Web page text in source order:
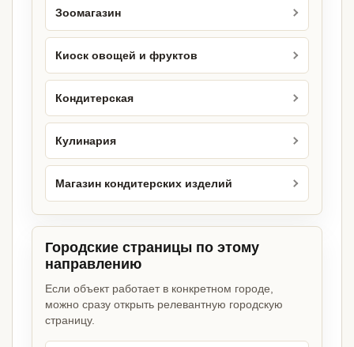
Зоомагазин
Киоск овощей и фруктов
Кондитерская
Кулинария
Магазин кондитерских изделий
Городские страницы по этому
направлению
Если объект работает в конкретном городе,
можно сразу открыть релевантную городскую
страницу.